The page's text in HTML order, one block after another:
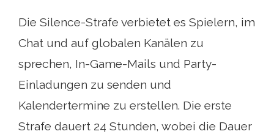
Die Silence-Strafe verbietet es Spielern, im
Chat und auf globalen Kanälen zu
sprechen, In-Game-Mails und Party-
Einladungen zu senden und
Kalendertermine zu erstellen. Die erste
Strafe dauert 24 Stunden, wobei die Dauer